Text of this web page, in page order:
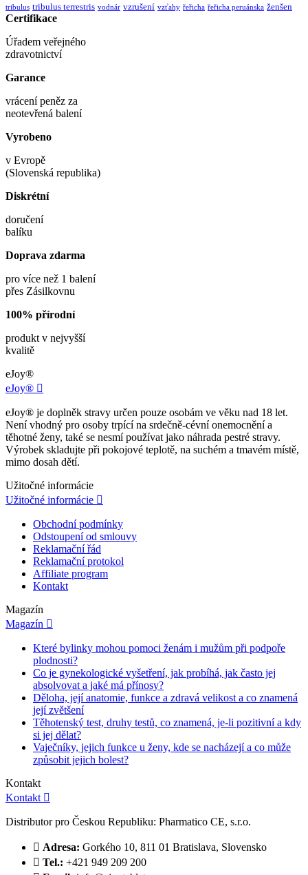
tribulus tribulus terrestris vodnár vzrušení vzťahy řeřicha řeřicha peruánska ženšen
Certifikace
Úřadem veřejného
zdravotnictví
Garance
vrácení peněz za
neotevřená balení
Vyrobeno
v Evropě
(Slovenská republika)
Diskrétní
doručení
balíku
Doprava zdarma
pro více než 1 balení
přes Zásilkovnu
100% přírodní
produkt v nejvyšší
kvalitě
eJoy®
eJoy® 
eJoy® je doplněk stravy určen pouze osobám ve věku nad 18 let.
Není vhodný pro osoby trpící na srdečně-cévní onemocnění a
těhotné ženy, také se nesmí používat jako náhrada pestré stravy.
Výrobek skladujte při pokojové teplotě, na suchém a tmavém místě,
mimo dosah dětí.
Užitočné informácie
Užitočné informácie 
Obchodní podmínky
Odstoupení od smlouvy
Reklamační řád
Reklamační protokol
Affiliate program
Kontakt
Magazín
Magazín 
Které bylinky mohou pomoci ženám i mužům při podpoře
plodnosti?
Co je gynekologické vyšetření, jak probíhá, jak často jej
absolvovat a jaké má přínosy?
Děloha, její anatomie, funkce a zdravá velikost a co znamená
její zvětšení
Těhotenský test, druhy testů, co znamená, je-li pozitivní a kdy
si jej dělat?
Vaječníky, jejich funkce u ženy, kde se nacházejí a co může
způsobit jejich bolest?
Kontakt
Kontakt 
Distributor pro Českou Republiku: Pharmatico CE, s.r.o.
 Adresa: Gorkého 10, 811 01 Bratislava, Slovensko
 Tel.: +421 949 209 200